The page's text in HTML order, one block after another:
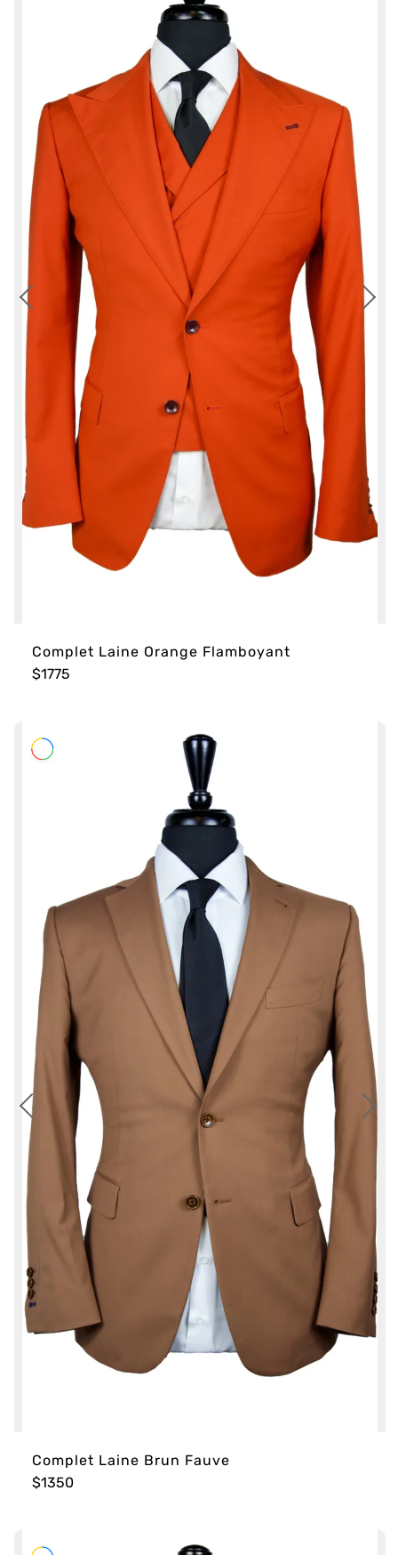
Complet Laine Orange Flamboyant
$1775
Complet Laine Brun Fauve
$1350